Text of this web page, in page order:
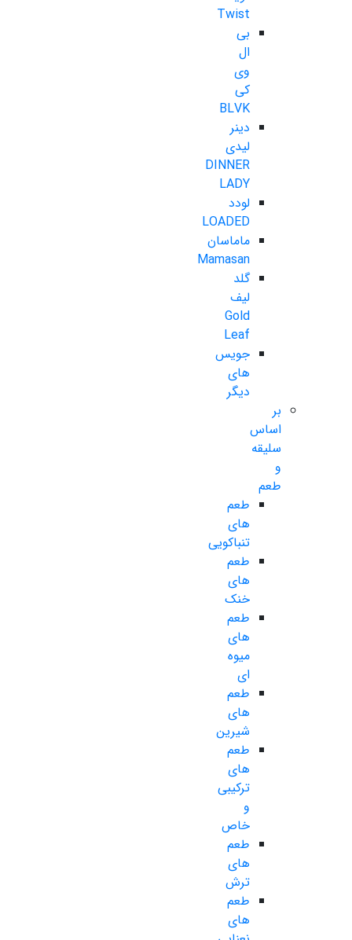
Twist
بی
ال
وی
کی
BLVK
دینر
لیدی
DINNER
LADY
لودد
LOADED
ماماسان
Mamasan
گلد
لیف
Gold
Leaf
جویس
های
دیگر
بر
اساس
سلیقه
و
طعم
طعم
های
تنباکویی
طعم
های
خنک
طعم
های
میوه
ای
طعم
های
شیرین
طعم
های
ترکیبی
و
خاص
طعم
های
ترش
طعم
های